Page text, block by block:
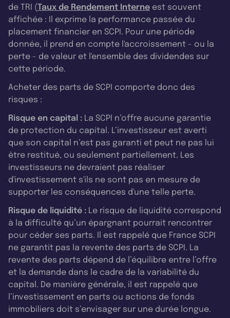
de TRI (Taux de Rendement Interne est souvent
affichée : Il exprime la performance passée du
placement financier en SCPI. Pour une période
donnée, il prend en compte l'accroissement - ou la
perte - de valeur et l'ensemble des dividendes sur
cette période.
Acheter des parts de SCPI comporte donc des
risques :
Risque en capital : La SCPI n’offre aucune garantie
de protection du capital. L’investisseur est averti
que son capital n’est pas garanti et peut ne pas lui
être restitué, ou seulement partiellement. Les
investisseurs ne devraient pas réaliser
d'investissement s'ils ne sont pas en mesure de
supporter les conséquences d'une telle perte.
Risque de liquidité : Le risque de liquidité correspond
à la difficulté qu’un épargnant pourrait rencontrer
pour céder ses parts. Il est rappelé que France SCPI
ne garantit pas la revente des parts de SCPI. La
revente des parts dépend de l’équilibre entre l’offre
et la demande dans le cadre de la variabilité du
capital. De manière générale, il est rappelé que
l’investissement en parts ou actions de fonds
immobiliers doit s’envisager sur une durée longue.